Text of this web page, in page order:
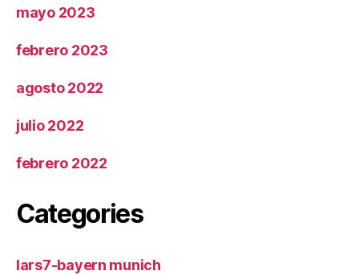
mayo 2023
febrero 2023
agosto 2022
julio 2022
febrero 2022
Categories
lars7-bayern munich